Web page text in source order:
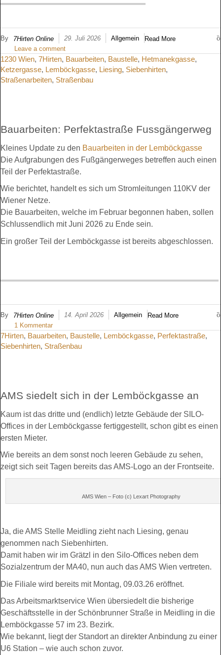
By 7Hirten Online 29. Juli 2026 Allgemein
Read More
Leave a comment
1230 Wien, 7Hirten, Bauarbeiten, Baustelle, Hetmanekgasse,
Ketzergasse, Lemböckgasse, Liesing, Siebenhirten,
Straßenarbeiten, Straßenbau
Bauarbeiten: Perfektastraße Fussgängerweg
Kleines Update zu den Bauarbeiten in der Lemböckgasse
Die Aufgrabungen des Fußgängerweges betreffen auch einen
Teil der Perfektastraße.
Wie berichtet, handelt es sich um Stromleitungen 110KV der
Wiener Netze.
Die Bauarbeiten, welche im Februar begonnen haben, sollen
Schlussendlich mit Juni 2026 zu Ende sein.
Ein großer Teil der Lemböckgasse ist bereits abgeschlossen.
By 7Hirten Online 14. April 2026 Allgemein
Read More
1 Kommentar
7Hirten, Bauarbeiten, Baustelle, Lemböckgasse, Perfektastraße,
Siebenhirten, Straßenbau
AMS siedelt sich in der Lemböckgasse an
Kaum ist das dritte und (endlich) letzte Gebäude der SILO-
Offices in der Lemböckgasse fertiggestellt, schon gibt es einen
ersten Mieter.
Wie bereits an dem sonst noch leeren Gebäude zu sehen,
zeigt sich seit Tagen bereits das AMS-Logo an der Frontseite.
AMS Wien – Foto (c) Lexart Photography
Ja, die AMS Stelle Meidling zieht nach Liesing, genau
genommen nach Siebenhirten.
Damit haben wir im Grätzl in den Silo-Offices neben dem
Sozialzentrum der MA40, nun auch das AMS Wien vertreten.
Die Filiale wird bereits mit Montag, 09.03.26 eröffnet.
Das Arbeitsmarktservice Wien übersiedelt die bisherige
Geschäftsstelle in der Schönbrunner Straße in Meidling in die
Lemböckgasse 57 im 23. Bezirk.
Wie bekannt, liegt der Standort an direkter Anbindung zu einer
U6 Station – wie auch schon zuvor.